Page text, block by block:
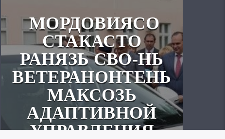
МОРДОВИЯСО
СТАКАСТО
РАНЯЗЬ СВО-НЬ
ВЕТЕРАНОНТЕНЬ
МАКСОЗЬ
АДАПТИВНОЙ
УПРАВЛЕНИЯ